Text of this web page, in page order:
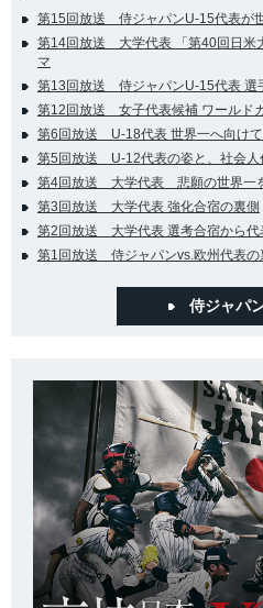
第15回放送 侍ジャパンU-15代表が
第14回放送 大学代表 「第40回日米
マ
第13回放送 侍ジャパンU-15代表 選
第12回放送 女子代表候補 ワールド
第6回放送 U-18代表 世界一へ向け
第5回放送 U-12代表の姿と、社会人
第4回放送 大学代表 悲願の世界一
第3回放送 大学代表 強化合宿の裏側
第2回放送 大学代表 選考合宿から代
第1回放送 侍ジャパンvs.欧州代表の
侍ジャパ